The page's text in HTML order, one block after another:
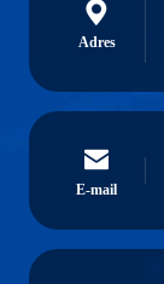
Adres
E-mail